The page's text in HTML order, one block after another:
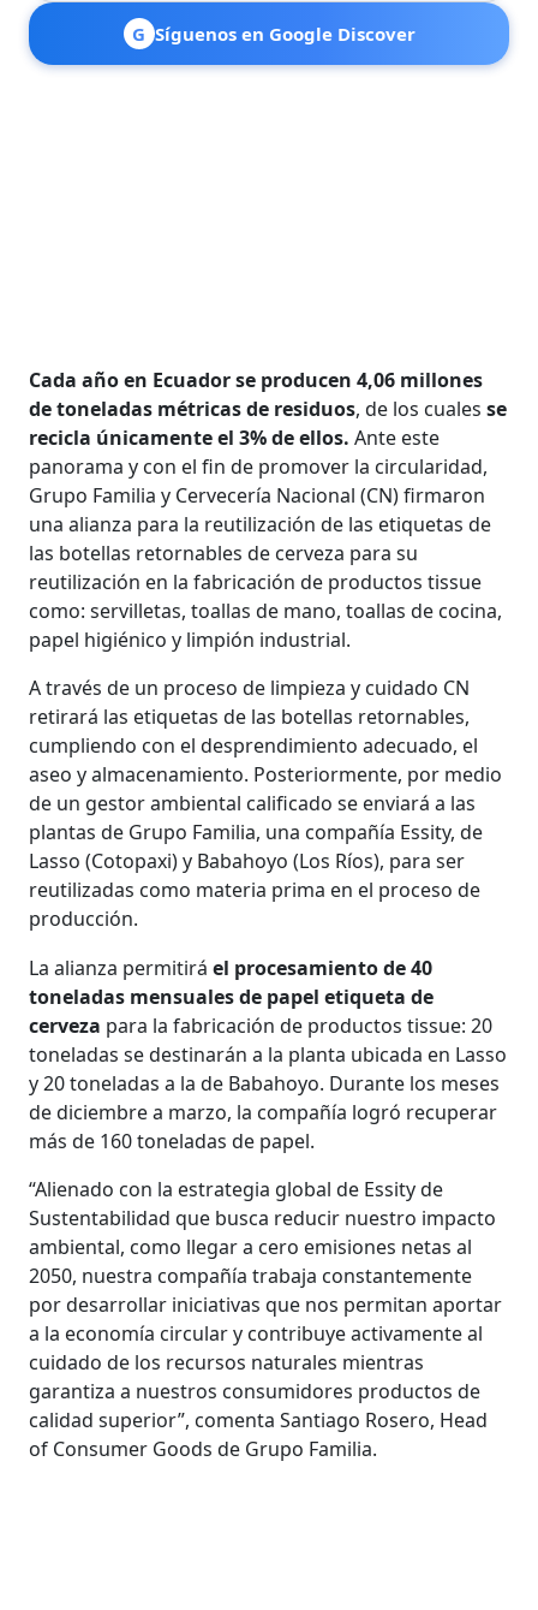
G Síguenos en Google Discover
Cada año en Ecuador se producen 4,06 millones
de toneladas métricas de residuos, de los cualesse
recicla únicamente el 3% de ellos. Ante este
panorama y con el fin de promover la circularidad,
Grupo Familia y Cervecería Nacional (CN) firmaron
una alianza para la reutilización de las etiquetas de
las botellas retornables de cerveza para su
reutilización en la fabricación de productos tissue
como: servilletas, toallas de mano, toallas de cocina,
papel higiénico y limpión industrial.
A través de un proceso de limpieza y cuidado CN
retirará las etiquetas de las botellas retornables,
cumpliendo con el desprendimiento adecuado, el
aseo y almacenamiento. Posteriormente, por medio
de un gestor ambiental calificado se enviará a las
plantas de Grupo Familia, una compañía Essity, de
Lasso (Cotopaxi) y Babahoyo (Los Ríos), para ser
reutilizadas como materia prima en el proceso de
producción.
La alianza permitiráel procesamiento de 40
toneladas mensuales de papel etiqueta de
cerveza para la fabricación de productos tissue: 20
toneladas se destinarán a la planta ubicada en Lasso
y 20 toneladas a la de Babahoyo. Durante los meses
de diciembre a marzo, la compañía logró recuperar
más de 160 toneladas de papel.
“Alienado con la estrategia global de Essity de
Sustentabilidad que busca reducir nuestro impacto
ambiental, como llegar a cero emisiones netas al
2050, nuestra compañía trabaja constantemente
por desarrollar iniciativas que nos permitan aportar
a la economía circular y contribuye activamente al
cuidado de los recursos naturales mientras
garantiza a nuestros consumidores productos de
calidad superior”, comenta Santiago Rosero, Head
of Consumer Goods de Grupo Familia.